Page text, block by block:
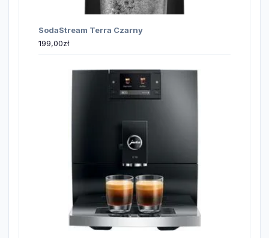
SodaStream Terra Czarny
199,00zł